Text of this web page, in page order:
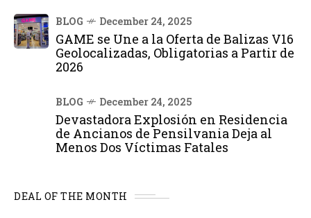
BLOG December 24, 2025
GAME se Une a la Oferta de Balizas V16
Geolocalizadas, Obligatorias a Partir de
2026
BLOG December 24, 2025
Devastadora Explosión en Residencia
de Ancianos de Pensilvania Deja al
Menos Dos Víctimas Fatales
DEAL OF THE MONTH